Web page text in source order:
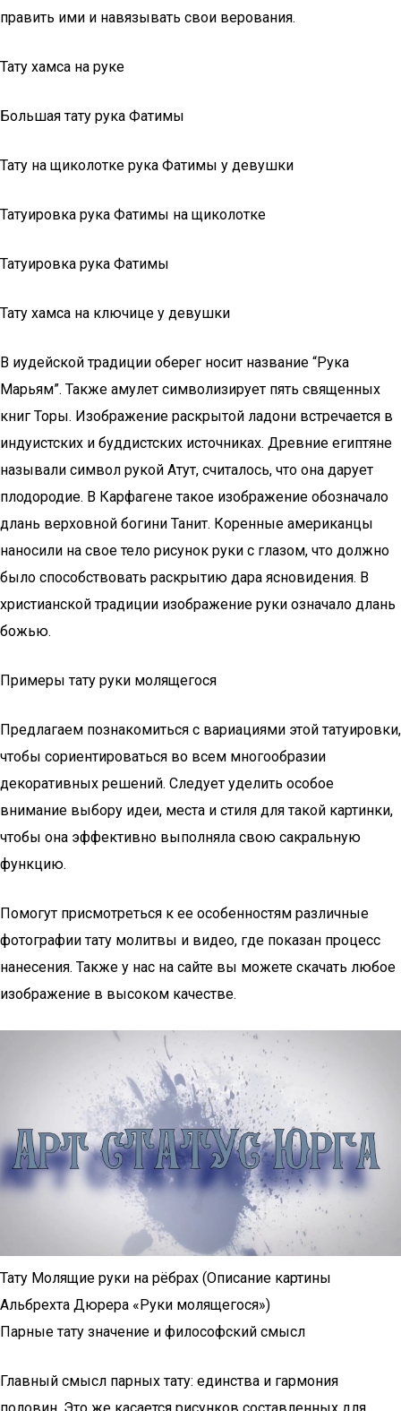
править ими и навязывать свои верования.
Тату хамса на руке
Большая тату рука Фатимы
Тату на щиколотке рука Фатимы у девушки
Татуировка рука Фатимы на щиколотке
Татуировка рука Фатимы
Тату хамса на ключице у девушки
В иудейской традиции оберег носит название “Рука
Марьям”. Также амулет символизирует пять священных
книг Торы. Изображение раскрытой ладони встречается в
индуистских и буддистских источниках. Древние египтяне
называли символ рукой Атут, считалось, что она дарует
плодородие. В Карфагене такое изображение обозначало
длань верховной богини Танит. Коренные американцы
наносили на свое тело рисунок руки с глазом, что должно
было способствовать раскрытию дара ясновидения. В
христианской традиции изображение руки означало длань
божью.
Примеры тату руки молящегося
Предлагаем познакомиться с вариациями этой татуировки,
чтобы сориентироваться во всем многообразии
декоративных решений. Следует уделить особое
внимание выбору идеи, места и стиля для такой картинки,
чтобы она эффективно выполняла свою сакральную
функцию.
Помогут присмотреться к ее особенностям различные
фотографии тату молитвы и видео, где показан процесс
нанесения. Также у нас на сайте вы можете скачать любое
изображение в высоком качестве.
Тату Молящие руки на рёбрах (Описание картины
Альбрехта Дюрера «Руки молящегося»)
Парные тату значение и философский смысл
Главный смысл парных тату: единства и гармония